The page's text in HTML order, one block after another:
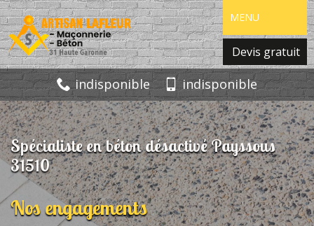
MENU
Devis gratuit
indisponible indisponible
Spécialiste en béton désactivé Payssous
31510
Nos engagements